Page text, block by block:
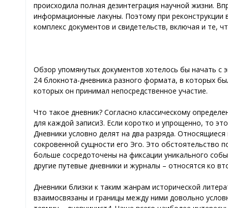
происходила полная дезинтеграция научной жизни.
информационные лакуны. Поэтому при
комплекс документов и свидетельств, включая и те,
Обзор упомянутых документов хотелось бы начать с
24 блокнота-дневника разного формата, в которых
которых он принимал непосредственное участие.
Что такое дневник? Согласно классическому
для каждой записи3. Если коротко и упрощенно, то
Дневники условно делят на два разряда.
сокровенной сущности его Эго. Это обстоятельство
больше сосредоточены на фиксации уникального
другие путевые дневники и журналы – относятся ко
Дневники близки к таким жанрам исторической
взаимосвязаны и границы между ними довольно